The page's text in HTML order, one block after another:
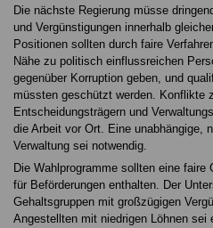
Die nächste Regierung müsse
und Vergünstigungen innerhalb
Positionen sollten durch faire
Nähe zu politisch einflussreichen
gegenüber Korruption geben, und
müssten geschützt werden. Konflikte
Entscheidungsträgern und
die Arbeit vor Ort. Eine unabhängige,
Verwaltung sei notwendig.
Die Wahlprogramme sollten eine
für Beförderungen enthalten. Der
Gehaltsgruppen mit großzügigen
Angestellten mit niedrigen Löhnen sei